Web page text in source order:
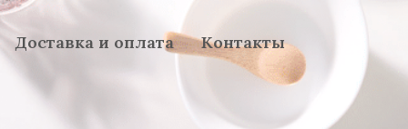
Доставка и оплата Контакты